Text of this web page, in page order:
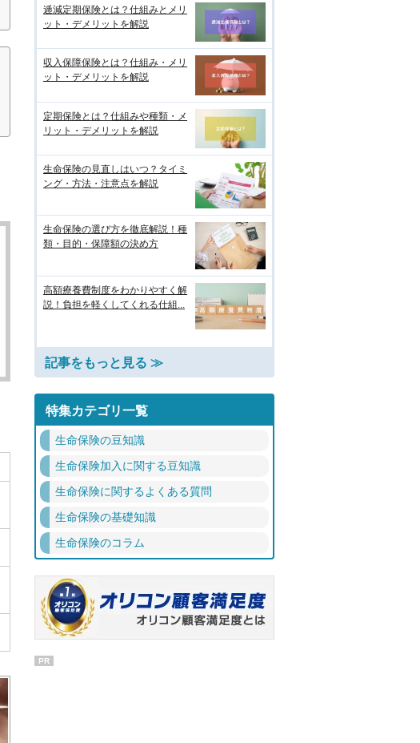
逓減定期保険とは？仕組みとメリ
ット・デメリットを解説
収入保障保険とは？仕組み・メリ
ット・デメリットを解説
定期保険とは？仕組みや種類・メ
リット・デメリットを解説
生命保険の見直しはいつ？タイミ
ング・方法・注意点を解説
生命保険の選び方を徹底解説！種
類・目的・保障額の決め方
高額療養費制度をわかりやすく解
説！負担を軽くしてくれる仕組...
記事をもっと見る ≫
特集カテゴリ一覧
生命保険の豆知識
生命保険加入に関する豆知識
生命保険に関するよくある質問
生命保険の基礎知識
生命保険のコラム
PR